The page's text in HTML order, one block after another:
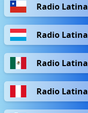
Radio Latina
Radio Latina
Radio Latina
Radio Latina